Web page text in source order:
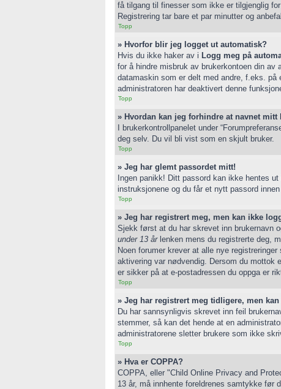
få tilgang til finesser som ikke er tilgjenglig
Registrering tar bare et par minutter og
Topp
» Hvorfor blir jeg logget ut automatisk?
Hvis du ikke haker av i Logg meg på
for å hindre misbruk av brukerkontoen din av
datamaskin som er delt med andre, f.eks.
administratoren har deaktivert denne
Topp
» Hvordan kan jeg forhindre at navnet
I brukerkontrollpanelet under
deg selv. Du vil bli vist som en skjult bruker.
Topp
» Jeg har glemt passordet mitt!
Ingen panikk! Ditt passord kan ikke hentes
instruksjonene og du får et nytt passord
Topp
» Jeg har registrert meg, men kan ikke
Sjekk først at du har skrevet inn brukernavn
under 13 årlenken mens du registrerte deg,
Noen forumer krever at alle nye
aktivering var nødvendig. Dersom du mottok
er sikker på at e-postadressen du oppga er
Topp
» Jeg har registrert meg tidligere, men
Du har sannsynligvis skrevet inn feil
stemmer, så kan det hende at en
administratorene sletter brukere som ikke
Topp
» Hva er COPPA?
COPPA, eller "Child Online Privacy and
13 år, må innhente foreldrenes samtykke før